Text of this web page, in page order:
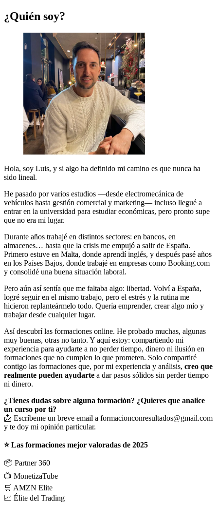
¿Quién soy?
Hola, soy Luis, y si algo ha definido mi camino es que nunca ha
sido lineal.
He pasado por varios estudios —desde electromecánica de
vehículos hasta gestión comercial y marketing— incluso llegué a
entrar en la universidad para estudiar económicas, pero pronto supe
que no era mi lugar.
Durante años trabajé en distintos sectores: en bancos, en
almacenes… hasta que la crisis me empujó a salir de España.
Primero estuve en Malta, donde aprendí inglés, y después pasé años
en los Países Bajos, donde trabajé en empresas como Booking.com
y consolidé una buena situación laboral.
Pero aún así sentía que me faltaba algo: libertad. Volví a España,
logré seguir en el mismo trabajo, pero el estrés y la rutina me
hicieron replanteármelo todo. Quería emprender, crear algo mío y
trabajar desde cualquier lugar.
Así descubrí las formaciones online. He probado muchas, algunas
muy buenas, otras no tanto. Y aquí estoy: compartiendo mi
experiencia para ayudarte a no perder tiempo, dinero ni ilusión en
formaciones que no cumplen lo que prometen. Solo compartiré
contigo las formaciones que, por mi experiencia y análisis, creo que
realmente pueden ayudarte a dar pasos sólidos sin perder tiempo
ni dinero.
¿Tienes dudas sobre alguna formación? ¿Quieres que analice
un curso por ti?
📩 Escríbeme un breve email a formacionconresultados@gmail.com
y te doy mi opinión particular.
⭐ Las formaciones mejor valoradas de 2025
📦 Partner 360
📺 MonetizaTube
🛒 AMZN Elite
📈 Élite del Trading